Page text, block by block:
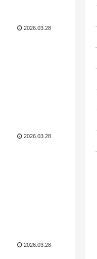
2026.03.28
2026.03.28
2026.03.28